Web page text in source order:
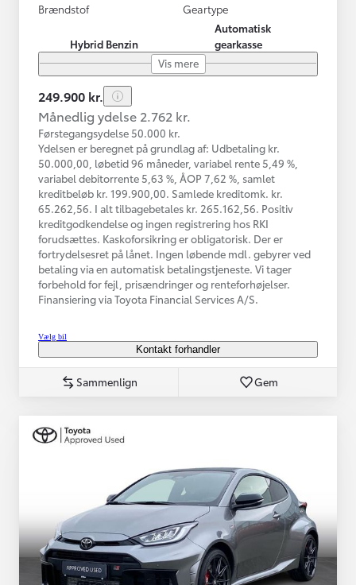
Brændstof
Hybrid Benzin
Geartype
Automatisk
gearkasse
Vis mere
249.900 kr.
Månedlig ydelse 2.762 kr.
Førstegangsydelse 50.000 kr.
Ydelsen er beregnet på grundlag af: Udbetaling kr.
50.000,00, løbetid 96 måneder, variabel rente 5,49 %,
variabel debitorrente 5,63 %, ÅOP 7,62 %, samlet
kreditbeløb kr. 199.900,00. Samlede kreditomk. kr.
65.262,56. I alt tilbagebetales kr. 265.162,56. Positiv
kreditgodkendelse og ingen registrering hos RKI
forudsættes. Kaskoforsikring er obligatorisk. Der er
fortrydelsesret på lånet. Ingen løbende mdl. gebyrer ved
betaling via en automatisk betalingstjeneste. Vi tager
forbehold for fejl, prisændringer og renteforhøjelser.
Finansiering via Toyota Financial Services A/S.
Vælg bil
Kontakt forhandler
Sammenlign Gem